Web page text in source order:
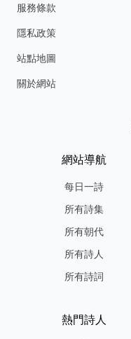
服務條款
隱私政策
站點地圖
關於網站
網站導航
每日一詩
所有詩集
所有朝代
所有詩人
所有詩詞
熱門詩人